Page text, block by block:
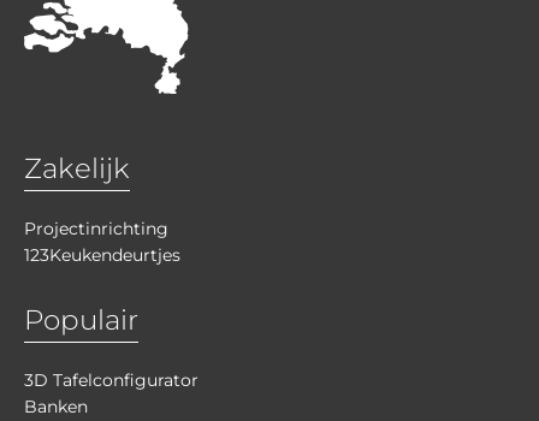
Zakelijk
Projectinrichting
123Keukendeurtjes
Populair
3D Tafelconfigurator
Banken